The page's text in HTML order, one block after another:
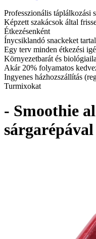
Professzionális táplálkozási
Képzett szakácsok által
Étkezésenként
Ínycsiklandó snackeket
Egy terv minden étkezési
Környezetbarát és
Akár 20% folyamatos
Ingyenes házhozszállítás
Turmixokat
- Smoothie